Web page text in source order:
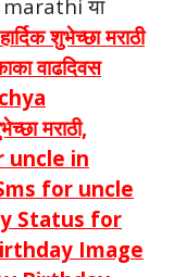
या
शुभेच्छा मराठी
वाढदिवस
मराठी,
uncle in
for uncle
Status for
Image